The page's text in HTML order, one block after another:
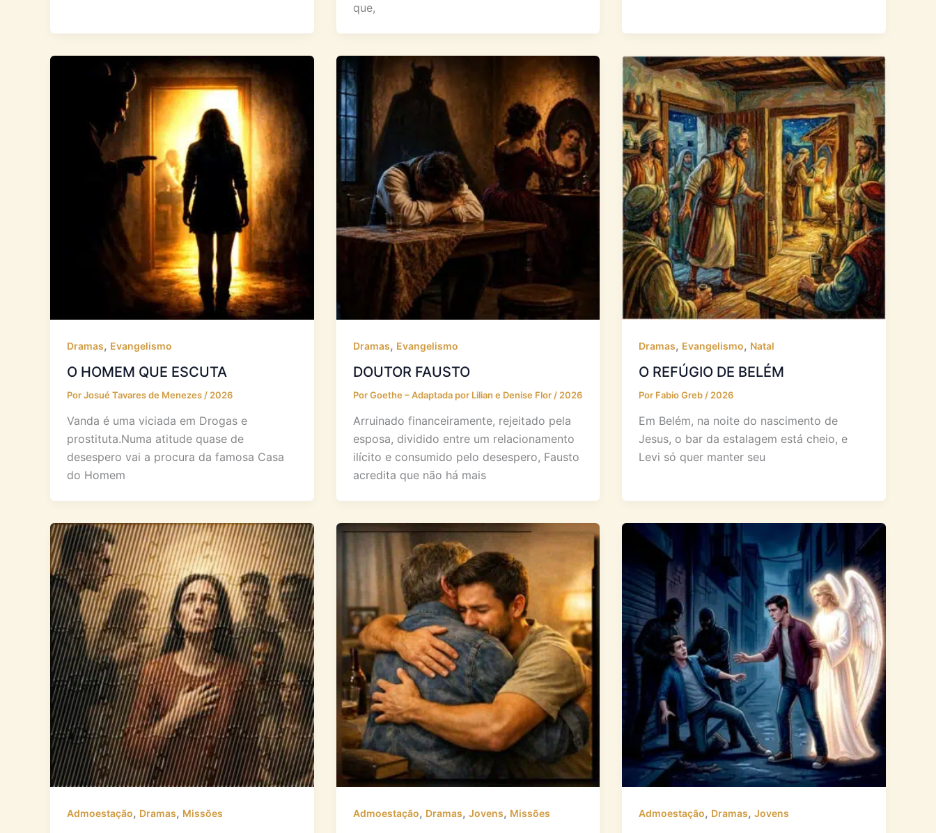
que,
Dramas, Evangelismo
O HOMEM QUE ESCUTA
PorJosué Tavares de Menezes / 2026
Vanda é uma viciada em Drogas e
prostituta.Numa atitude quase de
desespero vai a procura da famosa Casa
do Homem
Dramas, Evangelismo
DOUTOR FAUSTO
PorGoethe – Adaptada por Lilian e Denise Flor / 2026
Arruinado financeiramente, rejeitado pela
esposa, dividido entre um relacionamento
ilícito e consumido pelo desespero, Fausto
acredita que não há mais
Dramas, Evangelismo, Natal
O REFÚGIO DE BELÉM
Por Fabio Greb / 2026
Em Belém, na noite do nascimento de
Jesus, o bar da estalagem está cheio, e
Levi só quer manter seu
Admoestação, Dramas, Missões Admoestação, Dramas, Jovens, Missões Admoestação, Dramas,Jovens